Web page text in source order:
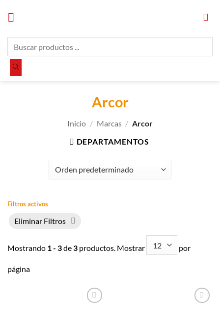
productos
Arcor
Inicio / Marcas / Arcor
DEPARTAMENTOS
Filtros activos
Eliminar Filtros
Mostrando 1 - 3de3 productos. Mostrar por
página